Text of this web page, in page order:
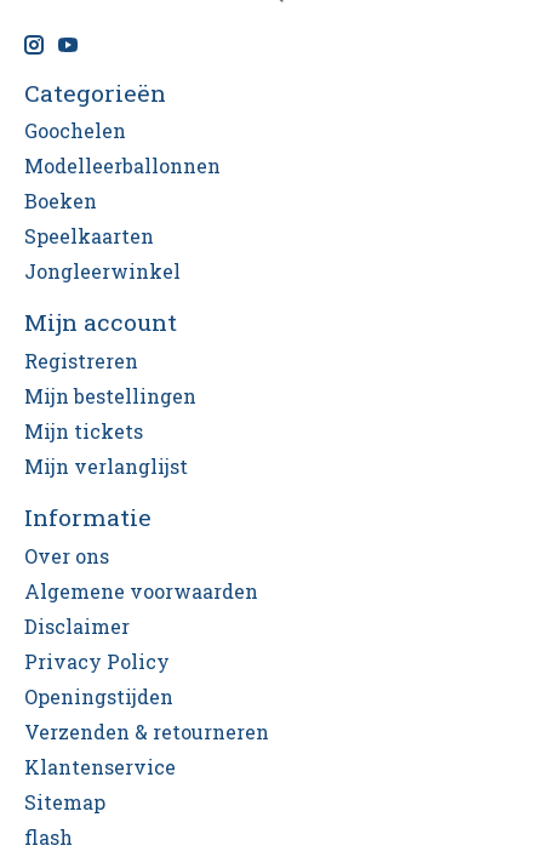
Categorieën
Goochelen
Modelleerballonnen
Boeken
Speelkaarten
Jongleerwinkel
Mijn account
Registreren
Mijn bestellingen
Mijn tickets
Mijn verlanglijst
Informatie
Over ons
Algemene voorwaarden
Disclaimer
Privacy Policy
Openingstijden
Verzenden & retourneren
Klantenservice
Sitemap
flash